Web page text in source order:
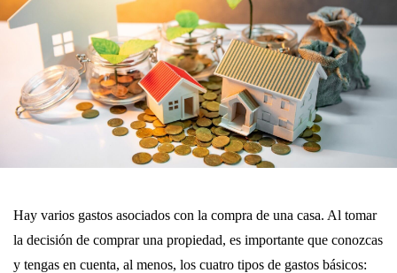
Hay varios gastos asociados con la compra de una casa. Al tomar
la decisión de comprar una propiedad, es importante que conozcas
y tengas en cuenta, al menos, los cuatro tipos de gastos básicos: